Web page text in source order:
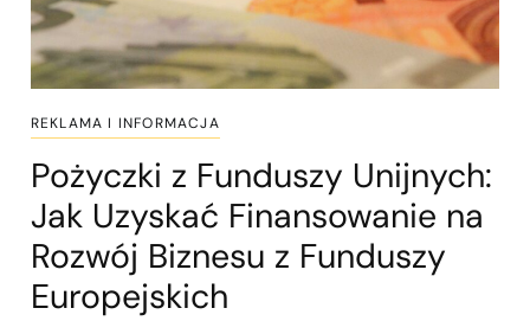
REKLAMA I INFORMACJA
Pożyczki z Funduszy Unijnych:
Jak Uzyskać Finansowanie na
Rozwój Biznesu z Funduszy
Europejskich